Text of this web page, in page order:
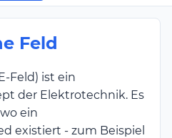
Feld
Feld) ist ein
der Elektrotechnik. Es
ein
existiert - zum Beispiel